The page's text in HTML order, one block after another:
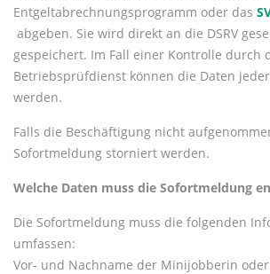
Entgeltabrechnungsprogramm oder das
abgeben. Sie wird direkt an die DSRV
gespeichert. Im Fall einer Kontrolle durch
Betriebsprüfdienst können die Daten
werden.
Falls die Beschäftigung nicht
Sofortmeldung storniert werden.
Welche Daten muss die Sofortmeldung
Die Sofortmeldung muss die folgenden
umfassen:
Vor- und Nachname der Minijobberin